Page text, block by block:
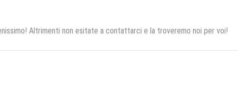
Altrimenti non esitate a contattarci e la troveremo noi per voi!